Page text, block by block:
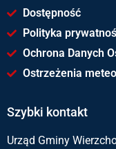
Dostępność
Polityka
Ochrona Danych
Ostrzeżenia
Szybki kontakt
Urząd Gminy